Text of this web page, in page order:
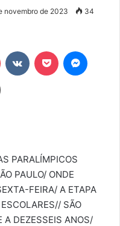
novembro de 2023 34
Pinterest Pocket
Imprimir
PARALÍMPICOS
PAULO/ ONDE
FEIRA/ A ETAPA
SÃO
A DEZESSEIS ANOS/